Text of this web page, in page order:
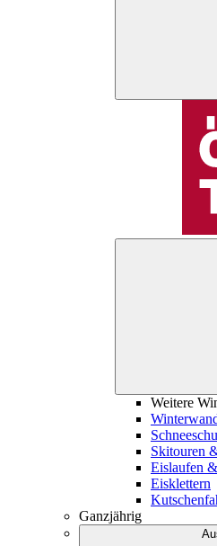
Weitere
Skitouren
Eislaufen
Eisklettern
Ganzjährig